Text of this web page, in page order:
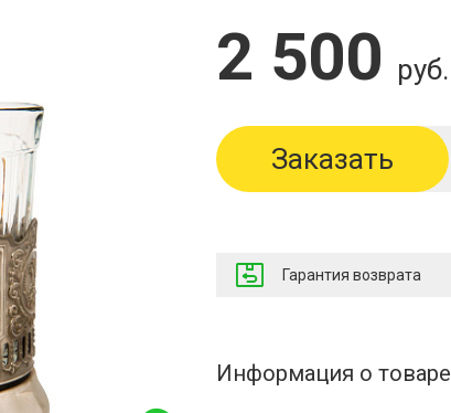
2 500 руб.
Заказать
Гарантия возврата
Информация о товаре